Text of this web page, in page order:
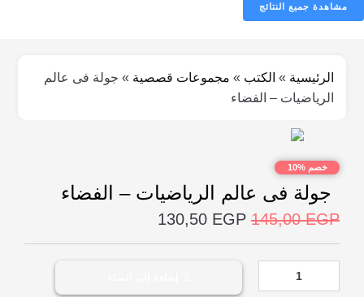
مشاهدة جميع النتائج
الرئيسية » الكتب » مجموعات قصصية » جولة فى عالم
الرياضيات – الفضاء
خصم %10
جولة فى عالم الرياضيات – الفضاء
145,00EGP
130,50 EGP